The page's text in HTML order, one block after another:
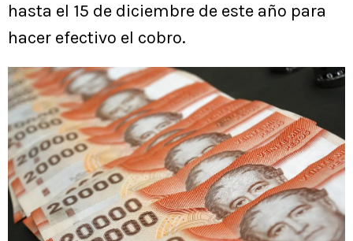
hasta el 15 de diciembre de este año para
hacer efectivo el cobro.